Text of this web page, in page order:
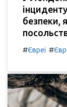
безпеки,
#Євреї #